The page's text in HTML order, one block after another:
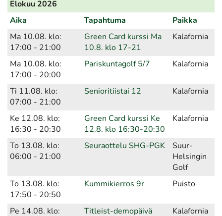
Elokuu 2026
Aika Tapahtuma Paikka
Ma 10.08. klo:
17:00 - 21:00
Green Card kurssi Ma
10.8. klo 17-21
Kalafornia
Ma 10.08. klo:
17:00 - 20:00
Pariskuntagolf 5/7 Kalafornia
Ti 11.08. klo:
07:00 - 21:00
Senioritiistai 12 Kalafornia
Ke 12.08. klo:
16:30 - 20:30
Green Card kurssi Ke
12.8. klo 16:30-20:30
Kalafornia
To 13.08. klo:
06:00 - 21:00
Seuraottelu SHG-PGK
Suur-
Helsingin
Golf
To 13.08. klo:
17:50 - 20:50
Kummikierros 9r Puisto
Pe 14.08. klo:
Titleist-demopäivä
Kalafornia